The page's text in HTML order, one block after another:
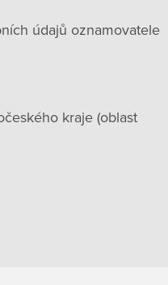
údajů oznamovatele
kraje (oblast